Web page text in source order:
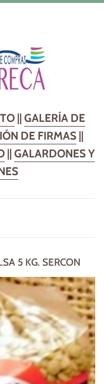
|| GALERÍA DE
DE FIRMAS||
|| GALARDONES Y
5 KG. SERCON